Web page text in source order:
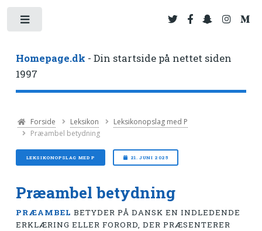
Homepage.dk - Din startside på nettet siden
1997
Forside Leksikon
Leksikonopslag med P
Præambel betydning
LEKSIKONOPSLAG MED P 21. JUNI 2025
Præambel betydning
PRÆAMBEL BETYDER PÅ DANSK EN INDLEDENDE
ERKLÆRING ELLER FORORD, DER PRÆSENTERER